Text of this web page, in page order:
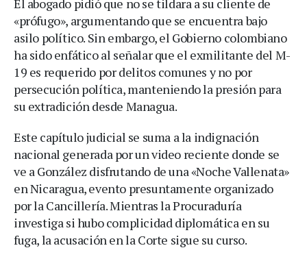
El abogado pidió que no se tildara a su cliente de
«prófugo», argumentando que se encuentra bajo
asilo político. Sin embargo, el Gobierno colombiano
ha sido enfático al señalar que el exmilitante del M-
19 es requerido por delitos comunes y no por
persecución política, manteniendo la presión para
su extradición desde Managua.
Este capítulo judicial se suma a la indignación
nacional generada por un video reciente donde se
ve a González disfrutando de una «Noche Vallenata»
en Nicaragua, evento presuntamente organizado
por la Cancillería. Mientras la Procuraduría
investiga si hubo complicidad diplomática en su
fuga, la acusación en la Corte sigue su curso.